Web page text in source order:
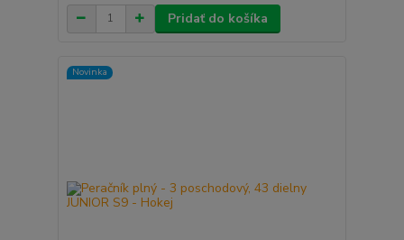
Pridať do košíka
Novinka